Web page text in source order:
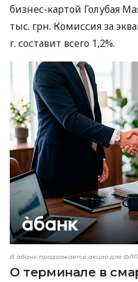
бизнес-картой Голубая
тыс. грн. Комиссия за
г. составит всего 1,2%.
В àбанк продолжается акция для
О терминале в